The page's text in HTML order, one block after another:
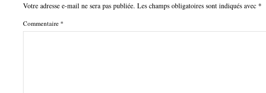
Votre adresse e-mail ne sera pas publiée. Les champs obligatoires sont indiqués avec *
Commentaire *